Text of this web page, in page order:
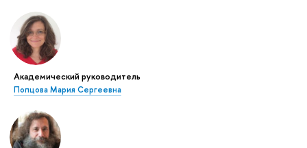
Академический руководитель
Попцова Мария Сергеевна